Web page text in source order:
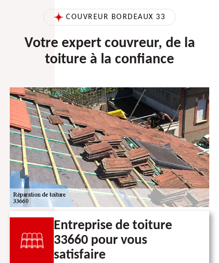
COUVREUR BORDEAUX 33
Votre expert couvreur, de la
toiture à la confiance
Entreprise de toiture
33660 pour vous
satisfaire